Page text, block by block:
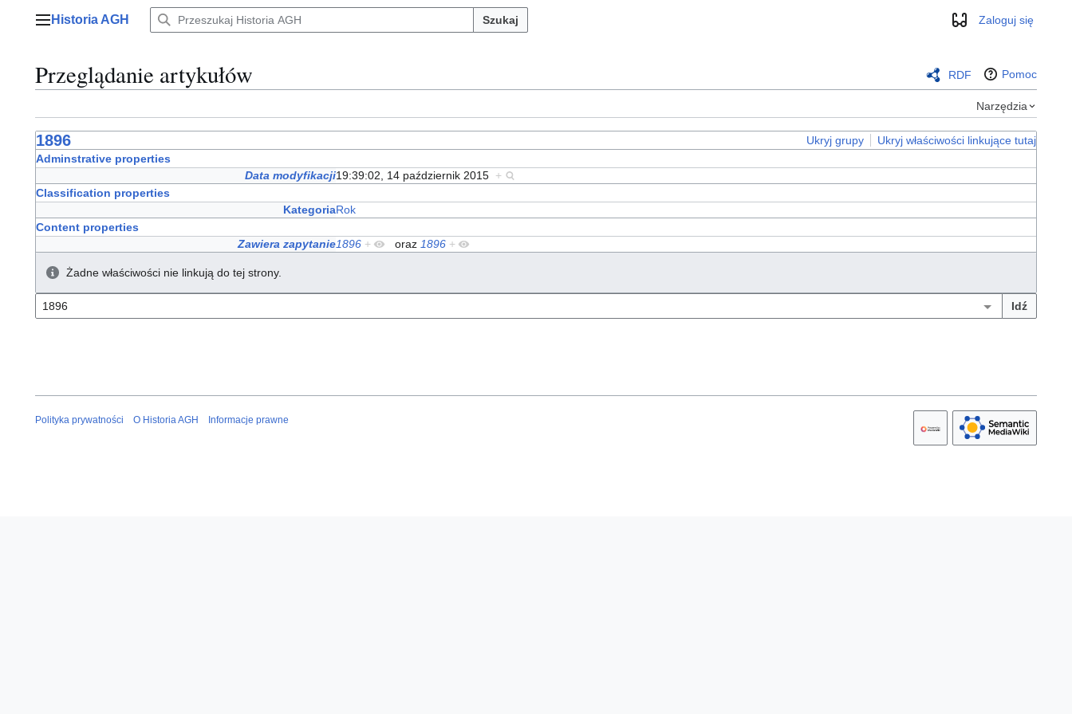
Menu główne
Historia AGH Szukaj WyglądZaloguj się
Przeglądanie artykułów RDF Pomoc
Narzędzia
1896 Ukryj grupy
Ukryj właściwości linkujące tutaj
Adminstrative properties
Data modyfikacji19:39:02, 14 październik 2015 +
Classification properties
KategoriaRok
Content properties
Zawiera zapytanie1896 + oraz 1896 +
Żadne właściwości nie linkują do tej strony.
Polityka prywatności O Historia AGH Informacje prawne